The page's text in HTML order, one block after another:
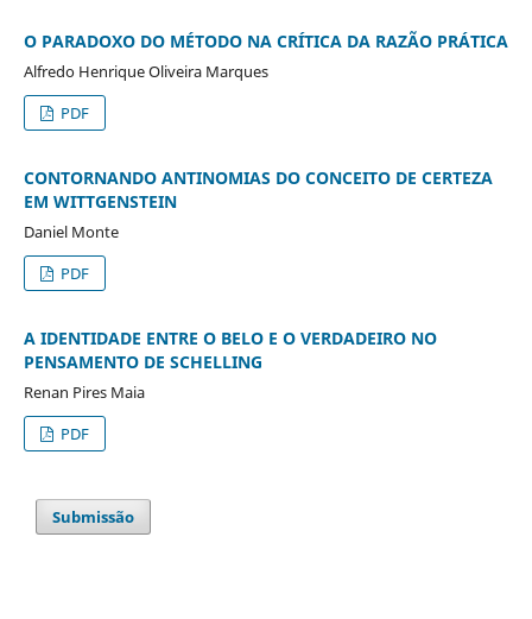
O PARADOXO DO MÉTODO NA CRÍTICA DA RAZÃO PRÁTICA
Alfredo Henrique Oliveira Marques
PDF
CONTORNANDO ANTINOMIAS DO CONCEITO DE CERTEZA
EM WITTGENSTEIN
Daniel Monte
PDF
A IDENTIDADE ENTRE O BELO E O VERDADEIRO NO
PENSAMENTO DE SCHELLING
Renan Pires Maia
PDF
Submissão